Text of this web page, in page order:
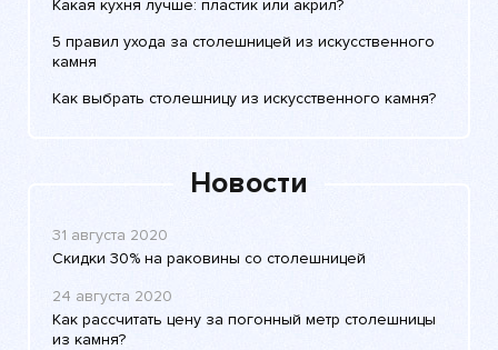
Какая кухня лучше: пластик или акрил?
5 правил ухода за столешницей из искусственного
камня
Как выбрать столешницу из искусственного камня?
Новости
31 августа 2020
Скидки 30% на раковины со столешницей
24 августа 2020
Как рассчитать цену за погонный метр столешницы
из камня?